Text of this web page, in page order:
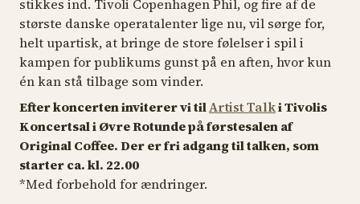
stikkes ind. Tivoli Copenhagen Phil, og fire af de
største danske operatalenter lige nu, vil sørge for,
helt upartisk, at bringe de store følelser i spil i
kampen for publikums gunst på en aften, hvor kun
én kan stå tilbage som vinder.
Efter koncerten inviterer vi tilArtist Talki Tivolis
Koncertsal i Øvre Rotunde på førstesalen af
Original Coffee. Der er fri adgang til talken, som
starter ca. kl. 22.00
*Med forbehold for ændringer.